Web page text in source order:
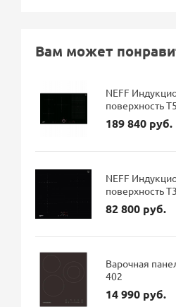
Вам может
NEFF
поверхность
189 840 руб.
NEFF
поверхность
82 800 руб.
Варочная
402
14 990 руб.